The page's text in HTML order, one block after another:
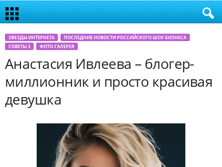
ЗВЕЗДЫ ИНТЕРНЕТА
ПОСЛЕДНИЕ НОВОСТИ РОССИЙСКОГО ШОУ БИЗНЕСА
СОВЕТЫ 3
ФОТО-ГАЛЕРЕЯ
Анастасия Ивлеева – блогер-
миллионник и просто красивая
девушка